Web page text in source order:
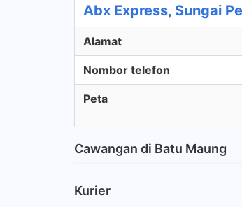
Abx Express, Sungai
Alamat
Nombor telefon
Peta
Cawangan di Batu Maung
Kurier